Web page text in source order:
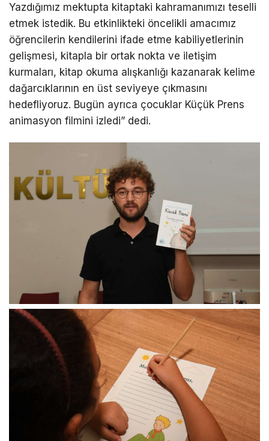
Yazdığımız mektupta kitaptaki kahramanımızı teselli
etmek istedik. Bu etkinlikteki öncelikli amacımız
öğrencilerin kendilerini ifade etme kabiliyetlerinin
gelişmesi, kitapla bir ortak nokta ve iletişim
kurmaları, kitap okuma alışkanlığı kazanarak kelime
dağarcıklarının en üst seviyeye çıkmasını
hedefliyoruz. Bugün ayrıca çocuklar Küçük Prens
animasyon filmini izledi” dedi.